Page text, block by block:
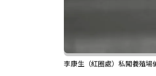
李康生（紅圈處）私闖養殖場